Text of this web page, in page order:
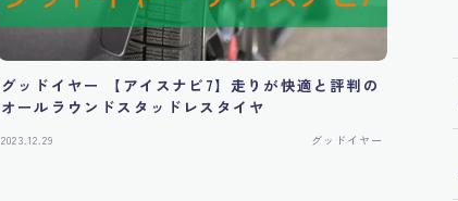
グッドイヤー 【アイスナビ7】走りが快適と評判の
オールラウンドスタッドレスタイヤ
2023.12.29 グッドイヤー